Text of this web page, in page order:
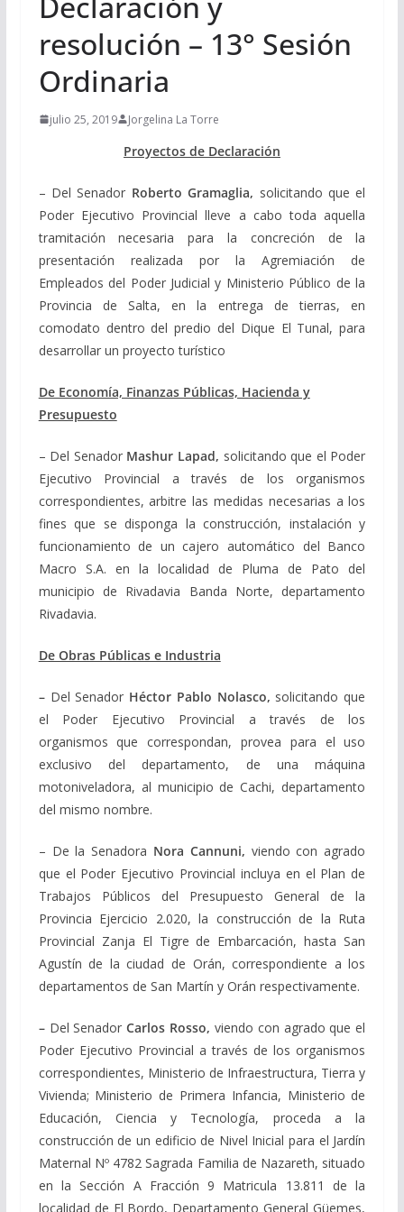
resolución – 13° Sesión
Ordinaria
julio 25, 2019 Jorgelina La Torre
Proyectos de Declaración
– Del Senador Roberto Gramaglia, solicitando que el
Poder Ejecutivo Provincial lleve a cabo toda aquella
tramitación necesaria para la concreción de la
presentación realizada por la Agremiación de
Empleados del Poder Judicial y Ministerio Público de la
Provincia de Salta, en la entrega de tierras, en
comodato dentro del predio del Dique El Tunal, para
desarrollar un proyecto turístico
De Economía, Finanzas Públicas, Hacienda y
Presupuesto
– Del Senador Mashur Lapad, solicitando que el Poder
Ejecutivo Provincial a través de los organismos
correspondientes, arbitre las medidas necesarias a los
fines que se disponga la construcción, instalación y
funcionamiento de un cajero automático del Banco
Macro S.A. en la localidad de Pluma de Pato del
municipio de Rivadavia Banda Norte, departamento
Rivadavia.
De Obras Públicas e Industria
– Del Senador Héctor Pablo Nolasco, solicitando que
el Poder Ejecutivo Provincial a través de los
organismos que correspondan, provea para el uso
exclusivo del departamento, de una máquina
motoniveladora, al municipio de Cachi, departamento
del mismo nombre.
– De la Senadora Nora Cannuni, viendo con agrado
que el Poder Ejecutivo Provincial incluya en el Plan de
Trabajos Públicos del Presupuesto General de la
Provincia Ejercicio 2.020, la construcción de la Ruta
Provincial Zanja El Tigre de Embarcación, hasta San
Agustín de la ciudad de Orán, correspondiente a los
departamentos de San Martín y Orán respectivamente.
– Del SenadorCarlos Rosso, viendo con agrado que el
Poder Ejecutivo Provincial a través de los organismos
correspondientes, Ministerio de Infraestructura, Tierra y
Vivienda; Ministerio de Primera Infancia, Ministerio de
Educación, Ciencia y Tecnología, proceda a la
construcción de un edificio de Nivel Inicial para el Jardín
Maternal Nº 4782 Sagrada Familia de Nazareth, situado
en la Sección A Fracción 9 Matricula 13.811 de la
localidad de El Bordo, Departamento General Güemes,